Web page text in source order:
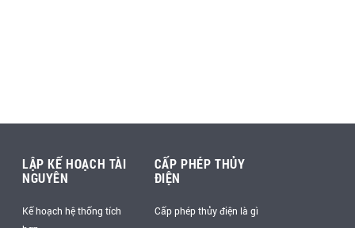
LẬP KẾ HOẠCH TÀI
NGUYÊN
Kế hoạch hệ thống tích
CẤP PHÉP THỦY
ĐIỆN
Cấp phép thủy điện là gì